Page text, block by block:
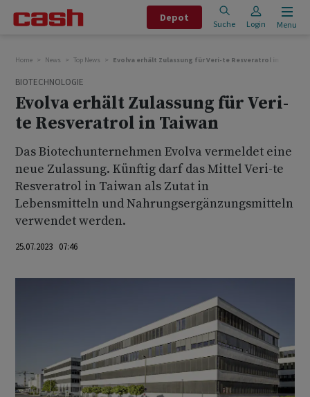
Depot
Suche Login Menu
Home News Top News Evolva erhält Zulassung für Veri-te Resveratrol in Taiwan
BIOTECHNOLOGIE
Evolva erhält Zulassung für Veri-
te Resveratrol in Taiwan
Das Biotechunternehmen Evolva vermeldet eine
neue Zulassung. Künftig darf das Mittel Veri-te
Resveratrol in Taiwan als Zutat in
Lebensmitteln und Nahrungsergänzungsmitteln
verwendet werden.
25.07.2023 07:46